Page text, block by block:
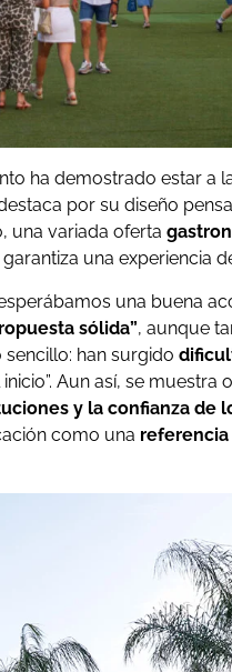
ha demostrado estar a
por su diseño
una variada oferta
una experiencia
una buena
sólida”, aunque
han surgido
Aun así, se muestra
y la confianza de
como una